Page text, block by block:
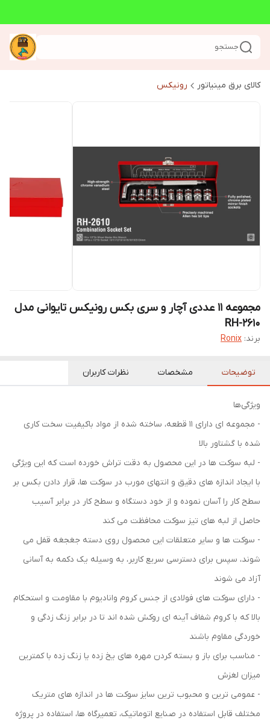
جستجو
کالای برق مینیاتور رونیکس
مجموعه 11 عددی آچار و سری بکس رونیکس تایوانی مدل
RH-2610
برند: Ronix
توضیحات مشخصات نظرات کاربران
ویژگی‌ها
- مجموعه‌ ای دارای 11 قطعه، ساخته شده از مواد باکیفیت سخت‌ کاری
شده با گشتاور بالا
- لبه‌ سوکت ‌ها در این محصول به دقت تراش خورده است که این ویژگی
با ایجاد اندازه ‌های دقیق و انتهای مورب در سوکت ‌ها، قرار دادن بکس بر
سطح کار را آسان نموده و از خود دستگاه و سطح کار در برابر آسیب
حاصل از لبه ‌های تیز سوکت محافظت می ‌کند
- سوکت ‌ها و سایر متعلقات این محصول روی دسته جغجغه قفل می
‌شوند، سپس برای دسترسی سریع کاربر، به وسیله یک دکمه به آسانی
آزاد می ‌شوند
- دارای سوکت‌ های فولادی از جنس کروم وانادیوم با مقاومت و استحکام
بالا که با کروم شفاف آینه‌ ای روکش شده ‌اند تا در برابر زنگ ‌زدگی و
خوردگی مقاوم باشند
- مناسب برای باز و بسته کردن مهره ‌های یخ زده یا زنگ زده با کمترین
میزان لغزش
- عمومی ‌ترین و محبوب‌ ترین سایز سوکت ‌ها در اندازه ‌های متریک
مختلف قابل استفاده در صنایع اتوماتیک، تعمیرگاه‌ ها، استفاده در پروژه‌